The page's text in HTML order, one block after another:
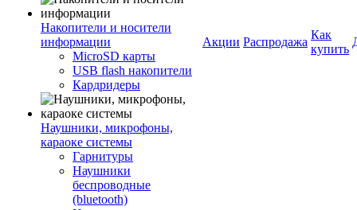
Накопители и носители
информации
MicroSD карты
USB flash накопители
Кардридеры
Наушники, микрофоны,
караоке системы
Гарнитуры
Наушники
беспроводные
(bluetooth)
Акции Распродажа
Как
купить